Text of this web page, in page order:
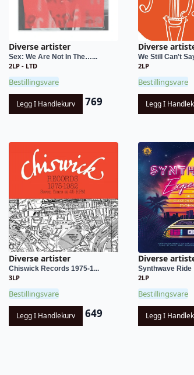
Diverse artister
Sex: We Are Not In The…...
2LP - LTD
Bestillingsvare
Legg I Handlekurv 769
Diverse
We Still Can't
2LP
Bestillingsvare
Legg I
Diverse artister
Chiswick Records 1975-1...
3LP
Bestillingsvare
Legg I Handlekurv 649
Diverse
Synthwave Ride
2LP
Bestillingsvare
Legg I